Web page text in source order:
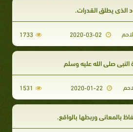
الذي يطلق القدرات.
1733
النبي صلى الله عليه وسلم
1531
بالمعاني وربطها بالواقع.